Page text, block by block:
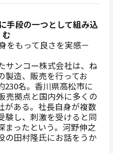
手段の一つとして組み込
む
をもって良さを実感－
サンコー株式会社は、ね
製造、販売を行ってお
230名。香川県高松市に
売拠点と国内外に多くの
がある。社長自身が複数
験し、刺激を受けると同
まったという。河野伸之
の田村隆氏にお話をうか